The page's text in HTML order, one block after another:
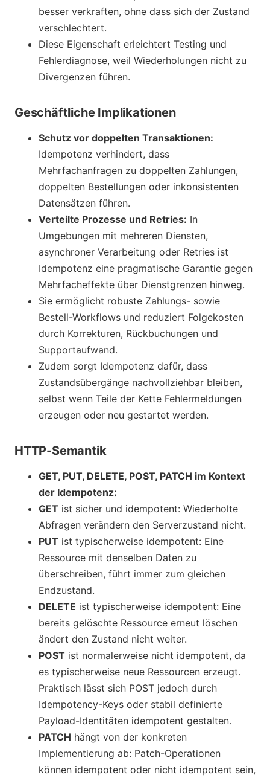
besser verkraften, ohne dass sich der Zustand
verschlechtert.
Diese Eigenschaft erleichtert Testing und
Fehlerdiagnose, weil Wiederholungen nicht zu
Divergenzen führen.
Geschäftliche Implikationen
Schutz vor doppelten Transaktionen:
Idempotenz verhindert, dass
Mehrfachanfragen zu doppelten Zahlungen,
doppelten Bestellungen oder inkonsistenten
Datensätzen führen.
Verteilte Prozesse und Retries: In
Umgebungen mit mehreren Diensten,
asynchroner Verarbeitung oder Retries ist
Idempotenz eine pragmatische Garantie gegen
Mehrfacheffekte über Dienstgrenzen hinweg.
Sie ermöglicht robuste Zahlungs- sowie
Bestell-Workflows und reduziert Folgekosten
durch Korrekturen, Rückbuchungen und
Supportaufwand.
Zudem sorgt Idempotenz dafür, dass
Zustandsübergänge nachvollziehbar bleiben,
selbst wenn Teile der Kette Fehlermeldungen
erzeugen oder neu gestartet werden.
HTTP-Semantik
GET, PUT, DELETE, POST, PATCH im Kontext
der Idempotenz:
GET ist sicher und idempotent: Wiederholte
Abfragen verändern den Serverzustand nicht.
PUT ist typischerweise idempotent: Eine
Ressource mit denselben Daten zu
überschreiben, führt immer zum gleichen
Endzustand.
DELETE ist typischerweise idempotent: Eine
bereits gelöschte Ressource erneut löschen
ändert den Zustand nicht weiter.
POST ist normalerweise nicht idempotent, da
es typischerweise neue Ressourcen erzeugt.
Praktisch lässt sich POST jedoch durch
Idempotency-Keys oder stabil definierte
Payload-Identitäten idempotent gestalten.
PATCH hängt von der konkreten
Implementierung ab: Patch-Operationen
können idempotent oder nicht idempotent sein,